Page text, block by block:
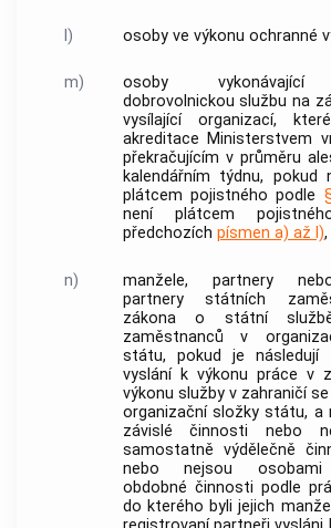
l) osoby ve výkonu ochranné
m)
osoby vykonávající
dobrovolnickou službu na
vysílající organizací,
akreditace Ministerstvem
překračujícím v průměru
kalendářním týdnu, pokud
plátcem pojistného podle
není plátcem
předchozích písmen a) až l),
n)
manžele, partnery
partnery státních
zákona o státní
zaměstnanců v
státu, pokud je následují
vyslání k výkonu práce v
výkonu služby v zahraničí
organizační složky státu, a
závislé činnosti nebo
samostatně výdělečně
nebo nejsou osobami
obdobné činnosti podle
do kterého byli jejich